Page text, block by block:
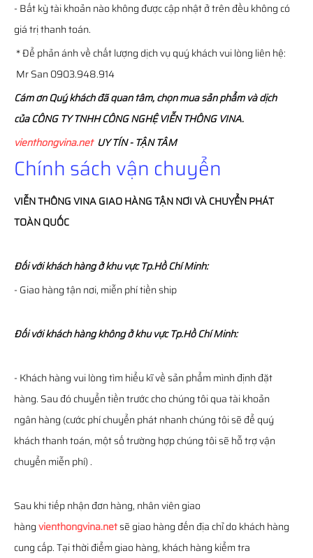
- Bất kỳ tài khoản nào không được cập nhật ở trên đều không có
giá trị thanh toán.
* Để phản ánh về chất lượng dịch vụ quý khách vui lòng liên hệ:
Mr San 0903.948.914
Cám ơn Quý khách đã quan tâm, chọn mua sản phẩm và dịch
của CÔNG TY TNHH CÔNG NGHỆ VIỄN THÔNG VINA.
vienthongvina.netUY TÍN - TẬN TÂM
Chính sách vận chuyển
VIỄN THÔNGVINAGIAO HÀNG TẬN NƠI VÀ CHUYỂN PHÁT
TOÀN QUỐC
Đối với khách hàng ở khu vực Tp.Hồ Chí Minh:
- Giao hàng tận nơi, miễn phí tiền ship
Đối với khách hàng không ở khu vực Tp.Hồ Chí Minh:
- Khách hàng vui lòng tìm hiểu kĩ về sản phẩm mình định đặt
hàng. Sau đó chuyển tiền trước cho chúng tôi qua tài khoản
ngân hàng (cước phí chuyển phát nhanh chúng tôi sẽ để quý
khách thanh toán, một số trường hợp chúng tôi sẽ hỗ trợ vận
chuyển miễn phí) .
Sau khi tiếp nhận đơn hàng, nhân viên giao
hàngvienthongvina.netsẽ giao hàng đến địa chỉ do khách hàng
cung cấp. Tại thời điểm giao hàng, khách hàng kiểm tra